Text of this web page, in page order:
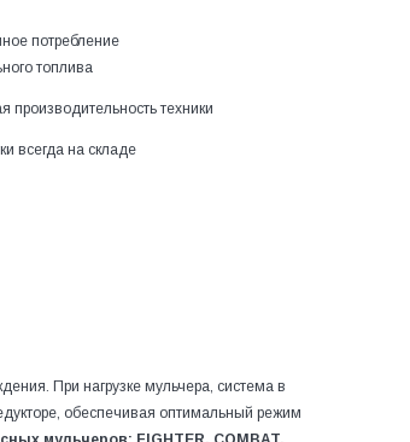
потребление
топлива
производительность техники
всегда на складе
При нагрузке мульчера, система в
обеспечивая оптимальный режим